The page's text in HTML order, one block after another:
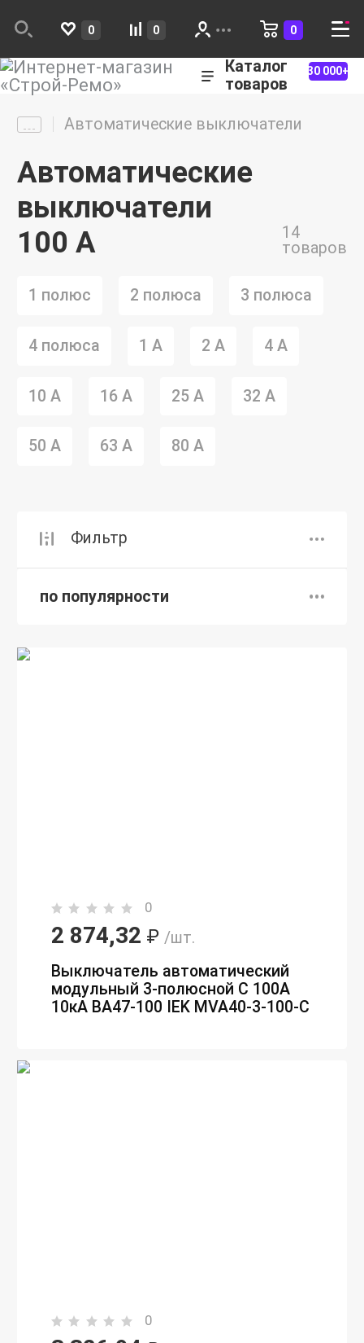
0 0 0
Каталог
товаров
30 000+
Автоматические выключатели
Автоматические
выключатели
100 А
14
товаров
1 полюс 2 полюса 3 полюса
4 полюса 1 А 2 А 4 A
10 А 16 А 25 А 32 А
50 А 63 А 80 А
Фильтр
по популярности
0
2 874,32 ₽ /шт.
Выключатель автоматический
модульный 3-полюсной C 100А
10кА ВА47-100 IEK MVA40-3-100-C
0